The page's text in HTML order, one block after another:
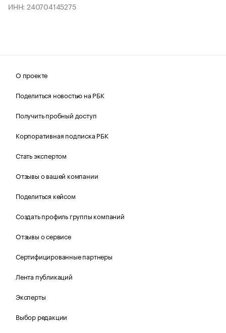
ИНН: 240704145275
О проекте
Поделиться новостью на РБК
Получить пробный доступ
Корпоративная подписка РБК
Стать экспертом
Отзывы о вашей компании
Поделиться кейсом
Создать профиль группы компаний
Отзывы о сервисе
Сертифицированные партнеры
Лента публикаций
Эксперты
Выбор редакции